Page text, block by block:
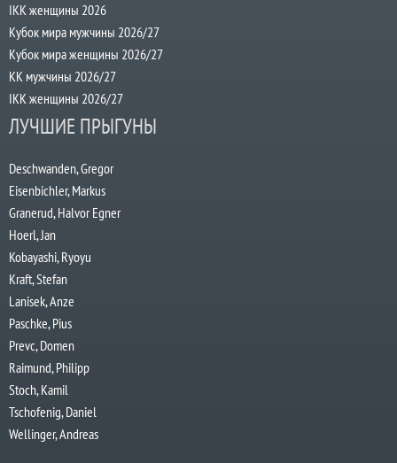
IKK женщины 2026
Кубок мира мужчины 2026/27
Кубок мира женщины 2026/27
КК мужчины 2026/27
IKK женщины 2026/27
ЛУЧШИЕ ПРЫГУНЫ
Deschwanden, Gregor
Eisenbichler, Markus
Granerud, Halvor Egner
Hoerl, Jan
Kobayashi, Ryoyu
Kraft, Stefan
Lanisek, Anze
Paschke, Pius
Prevc, Domen
Raimund, Philipp
Stoch, Kamil
Tschofenig, Daniel
Wellinger, Andreas